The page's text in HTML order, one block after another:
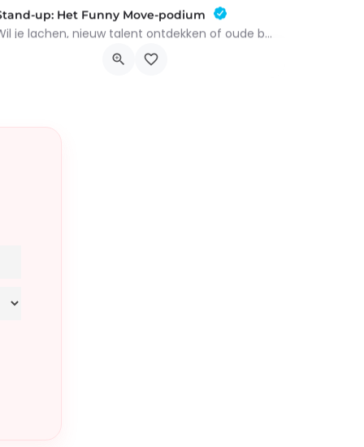
up: Het Funny Move-podium
Wil je lachen, nieuw talent ontdekken of oude bekenden van het podium weerzien? Dan is het podium van…
1390 Grez-Doiceau